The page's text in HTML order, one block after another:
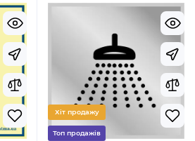
Хіт продажу
Топ продажів